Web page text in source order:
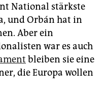
National stärkste
und Orbán hat in
Aber ein
war es auch
bleiben sie eine
die Europa wollen